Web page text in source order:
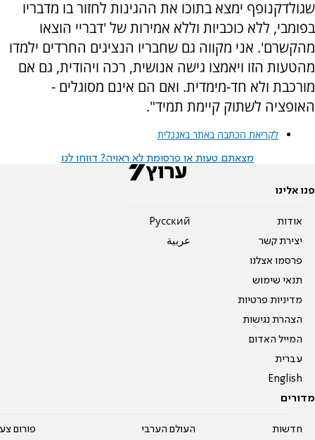
שגולדקנופף ימצא בתוכו את ההגינות לחזור בו מדבריו
בפומבי, ללא כוכביות וללא אמירות של 'דבריי הוצאו
מהקשרם'. אני מקווה גם שחבריו הנציגים החרדים ילמדו
מהטעות הזו ויאמצו גישה אנושית, רכה ויהודית, גם אם
מורכבת ולא חד-מימדית. ואם הם אינם מסוגלים -
האופציה לשתוק קיימת תמיד".
לקריאת הכתבה באתר באנגלית
מצאתם טעות או פרסומת לא ראויה? דווחו לנו
פנו אלינו
אודות
יצירת קשר
פרסמו אצלנו
תנאי שימוש
מדיניות פרטיות
הצהרת נגישות
המייל האדום
עברית
English
Pусский
عربية
מדורים
חדשות
העולם הערבי
פורום